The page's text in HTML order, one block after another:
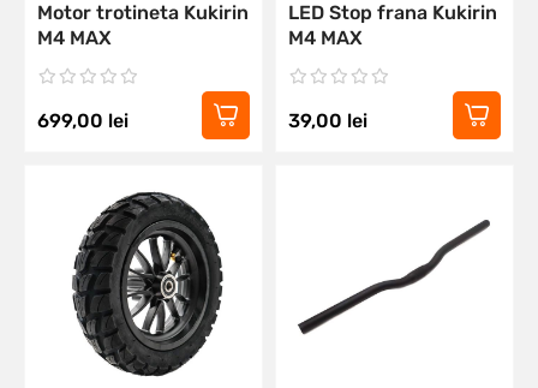
Motor trotineta Kukirin
M4 MAX
699,00 lei
LED Stop frana Kukirin
M4 MAX
39,00 lei